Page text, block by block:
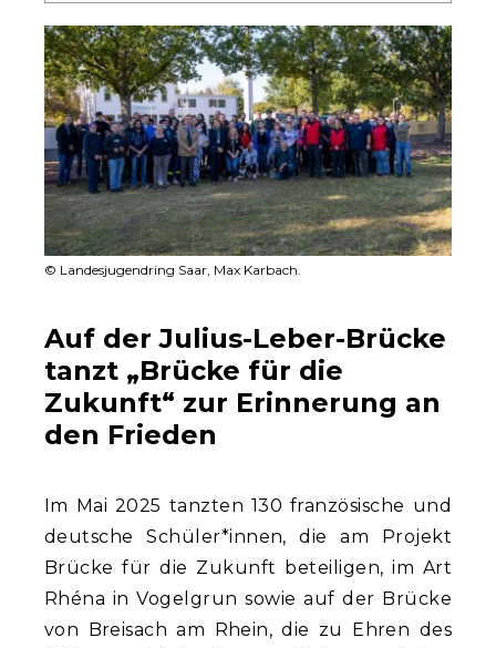
© Landesjugendring Saar, Max Karbach.
Auf der Julius-Leber-Brücke
tanzt „Brücke für die
Zukunft“ zur Erinnerung an
den Frieden
Im Mai 2025 tanzten 130 französische und
deutsche Schüler*innen, die am Projekt
Brücke für die Zukunft beteiligen, im Art
Rhéna in Vogelgrun sowie auf der Brücke
von Breisach am Rhein, die zu Ehren des